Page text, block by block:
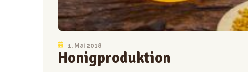
1. Mai 2018
Honigproduktion